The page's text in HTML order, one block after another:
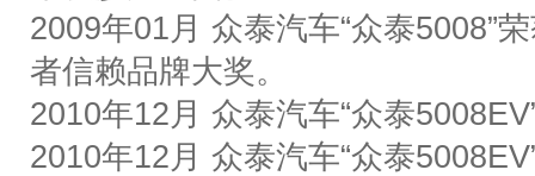
2009年01月 众泰汽车“众泰5008”
者信赖品牌大奖。
2010年12月 众泰汽车“众泰
2010年12月 众泰汽车“众泰